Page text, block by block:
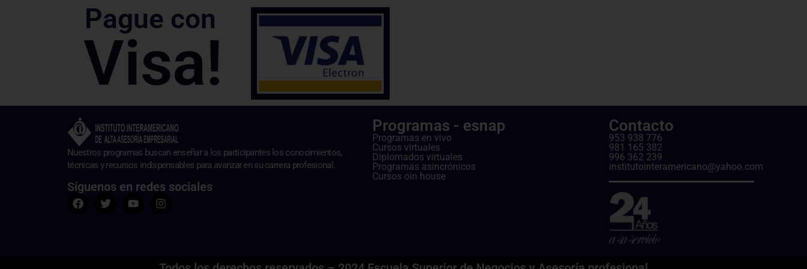
Pague con
Visa!
Nuestros programas buscan enseñar a los participantes los conocimientos,
técnicas y recursos indispensables para avanzar en su carrera profesional.
Síguenos en redes sociales
Programas - esnap
Programas en vivo
Cursos virtuales
Diplomados virtuales
Programas asincrónicos
Cursos oin house
Contacto
953 938 776
981 165 382
996 362 239
institutointeramericano@yahoo.com